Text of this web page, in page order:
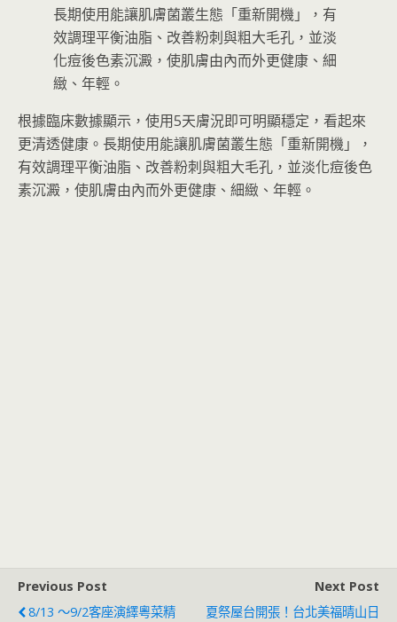
長期使用能讓肌膚菌叢生態「重新開機」，有
效調理平衡油脂、改善粉刺與粗大毛孔，並淡
化痘後色素沉澱，使肌膚由內而外更健康、細
緻、年輕。
根據臨床數據顯示，使用5天膚況即可明顯穩定，看起來
更清透健康。長期使用能讓肌膚菌叢生態「重新開機」，
有效調理平衡油脂、改善粉刺與粗大毛孔，並淡化痘後色
素沉澱，使肌膚由內而外更健康、細緻、年輕。
Previous Post
8/13 ～9/2客座演繹粵菜精
Next Post
夏祭屋台開張！台北美福晴山日